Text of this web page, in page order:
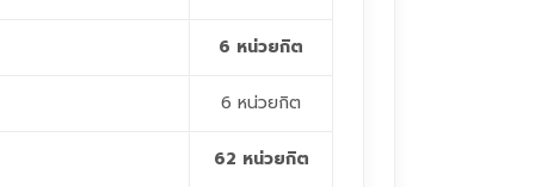
6 หน่วยกิต
6 หน่วยกิต
62 หน่วยกิต